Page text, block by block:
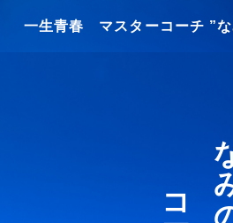
一生青春 マスターコーチ ”な